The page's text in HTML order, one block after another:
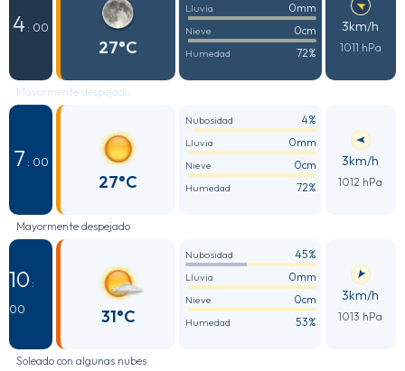
4 : 00
27°C
Lluvia 0mm
Nieve 0cm
Humedad 72%
3km/h
1011 hPa
Mayormente despejado
7 : 00
27°C
Nubosidad 4%
Lluvia 0mm
Nieve 0cm
Humedad 72%
3km/h
1012 hPa
Mayormente despejado
10 :
00
31°C
Nubosidad 45%
Lluvia 0mm
Nieve 0cm
Humedad 53%
3km/h
1013 hPa
Soleado con algunas nubes